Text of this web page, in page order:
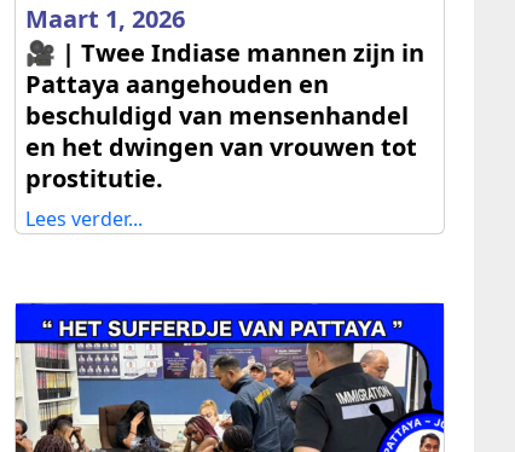
Maart 1, 2026
🎥 | Twee Indiase mannen zijn in
Pattaya aangehouden en
beschuldigd van mensenhandel
en het dwingen van vrouwen tot
prostitutie.
Lees verder...